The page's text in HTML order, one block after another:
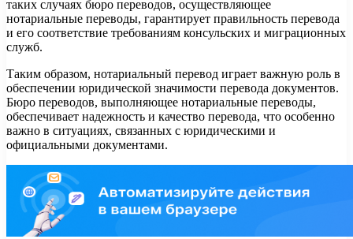
таких случаях бюро переводов, осуществляющее
нотариальные переводы, гарантирует правильность перевода
и его соответствие требованиям консульских и миграционных
служб.
Таким образом, нотариальный перевод играет важную роль в
обеспечении юридической значимости перевода документов.
Бюро переводов, выполняющее нотариальные переводы,
обеспечивает надежность и качество перевода, что особенно
важно в ситуациях, связанных с юридическими и
официальными документами.